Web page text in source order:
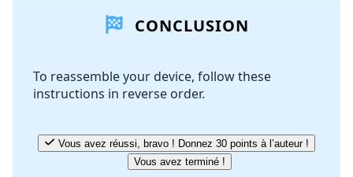
Ajouter un commentaire
Annuler Publier un commentaire
CONCLUSION
To reassemble your device, follow these
instructions in reverse order.
Vous avez réussi, bravo ! Donnez 30 points à l’auteur !
Vous avez terminé !